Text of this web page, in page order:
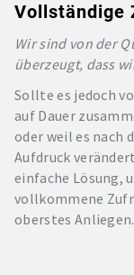
Vollständige
Wir sind von der
überzeugt, dass
Sollte es jedoch
auf Dauer
oder weil es nach
Aufdruck
einfache Lösung,
vollkommene
oberstes Anliegen.